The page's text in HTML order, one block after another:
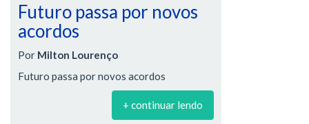
Futuro passa por novos
acordos
Por Milton Lourenço
Futuro passa por novos acordos
+ continuar lendo